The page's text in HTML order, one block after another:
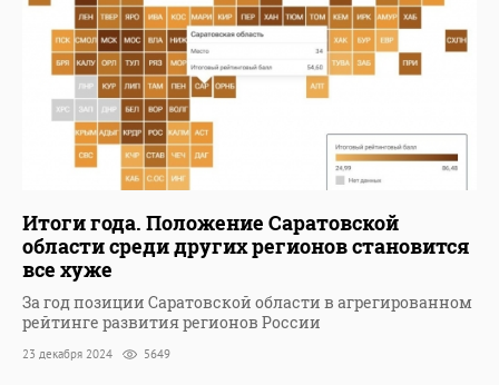
Итоги года. Положение Саратовской
области среди других регионов становится
все хуже
За год позиции Саратовской области в агрегированном
рейтинге развития регионов России
23 декабря 2024 5649